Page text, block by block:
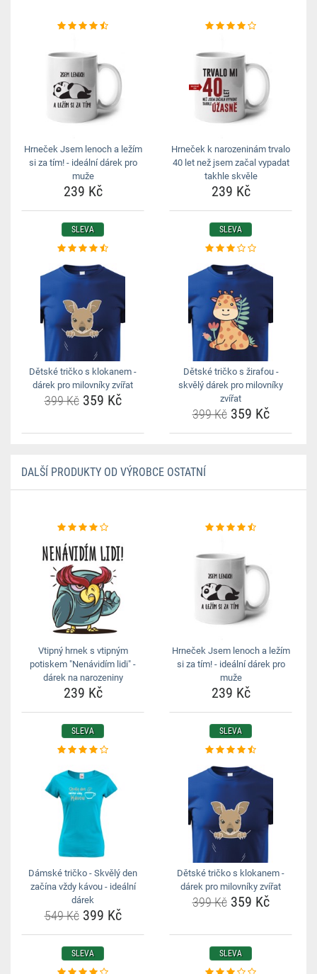
Hrneček Jsem lenoch a ležím
si za tím! - ideální dárek pro
muže
239 Kč
Hrneček k narozeninám trvalo
40 let než jsem začal vypadat
takhle skvěle
239 Kč
SLEVA
Dětské tričko s klokanem -
dárek pro milovníky zvířat
399 Kč359 Kč
SLEVA
Dětské tričko s žirafou -
skvělý dárek pro milovníky
zvířat
399 Kč359 Kč
DALŠÍ PRODUKTY OD VÝROBCE OSTATNÍ
Vtipný hrnek s vtipným
potiskem "Nenávidím lidi" -
dárek na narozeniny
239 Kč
Hrneček Jsem lenoch a ležím
si za tím! - ideální dárek pro
muže
239 Kč
SLEVA
Dámské tričko - Skvělý den
začína vždy kávou - ideální
dárek
549 Kč399 Kč
SLEVA
Dětské tričko s klokanem -
dárek pro milovníky zvířat
399 Kč359 Kč
SLEVA SLEVA